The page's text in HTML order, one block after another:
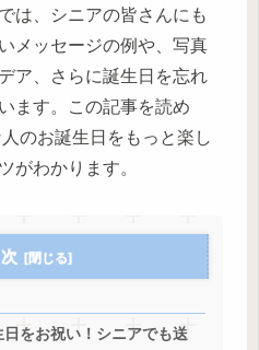
は、シニアの皆さんにも
メッセージの例や、写真
ア、さらに誕生日を忘れ
ます。この記事を読め
のお誕生日をもっと楽し
がわかります。
をお祝い！シニアでも送